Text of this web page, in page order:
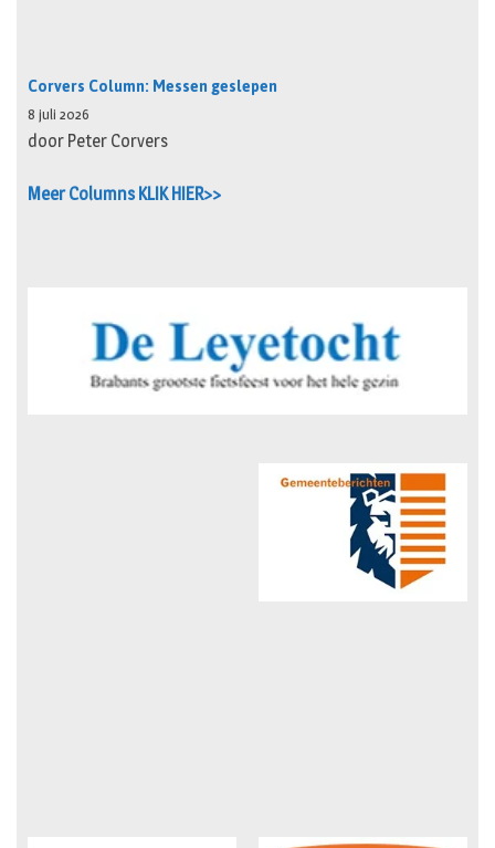
Corvers Column: Messen geslepen
8 juli 2026
door Peter Corvers
Meer Columns KLIK HIER>>